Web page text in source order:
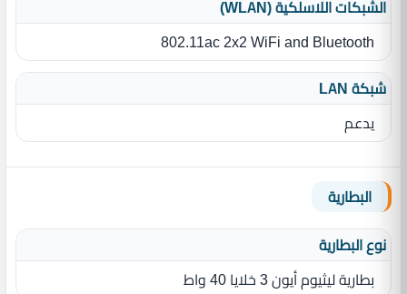
الشبكات اللاسلكية (WLAN)
802.11ac 2x2 WiFi and Bluetooth
شبكة LAN
يدعم
البطارية
نوع البطارية‏
بطارية ليثيوم أيون 3 خلايا 40 واط